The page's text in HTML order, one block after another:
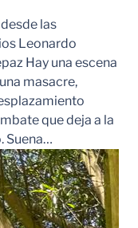
las
Leonardo
Hay una escena
masacre,
que deja a la
Suena…